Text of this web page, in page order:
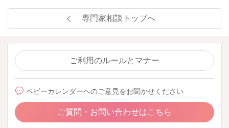
専門家相談トップへ
ご利用のルールとマナー
ベビーカレンダーへのご意見をお聞かせください
ご質問・お問い合わせはこちら